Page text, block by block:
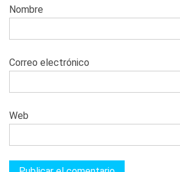
Nombre
Correo electrónico
Web